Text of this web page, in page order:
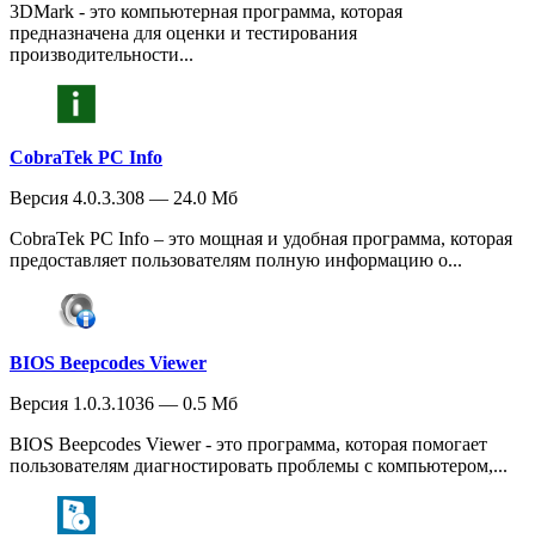
3DMark - это компьютерная программа, которая
предназначена для оценки и тестирования
производительности...
CobraTek PC Info
Версия 4.0.3.308 — 24.0 Мб
CobraTek PC Info – это мощная и удобная программа, которая
предоставляет пользователям полную информацию о...
BIOS Beepcodes Viewer
Версия 1.0.3.1036 — 0.5 Мб
BIOS Beepcodes Viewer - это программа, которая помогает
пользователям диагностировать проблемы с компьютером,...